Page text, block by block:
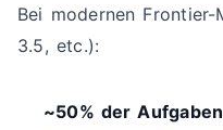
Bei modernen
3.5, etc.):
~50% der Aufgaben